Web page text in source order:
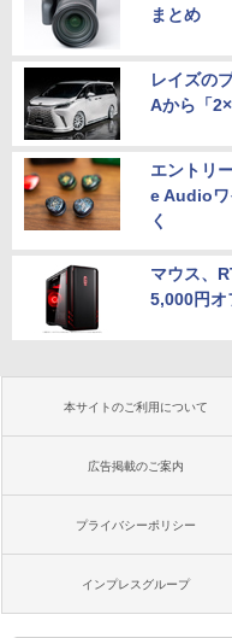
まとめ
レイズの
Aから「
エントリ
e Audioワ
く
マウス、
5,000円オ
本サイトのご利用について
広告掲載のご案内
プライバシーポリシー
インプレスグループ